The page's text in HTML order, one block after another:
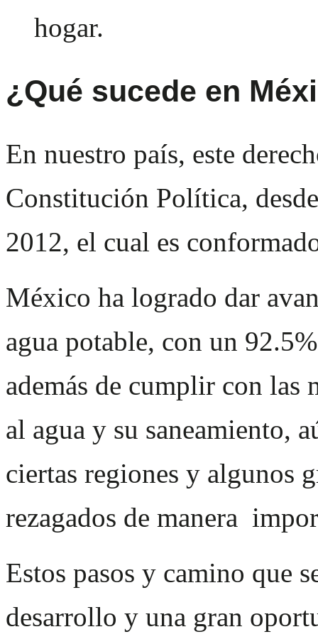
hogar.
¿Qué sucede en
En nuestro país, este
Constitución Política,
2012, el cual es
México ha logrado dar
agua potable, con un
además de cumplir con las
al agua y su saneamiento,
ciertas regiones y algunos
rezagados de manera
Estos pasos y camino que
desarrollo y una gran